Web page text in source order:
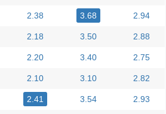
2.38 3.68 2.94
2.18 3.50 2.88
2.20 3.40 2.75
2.10 3.10 2.82
2.41 3.54 2.93